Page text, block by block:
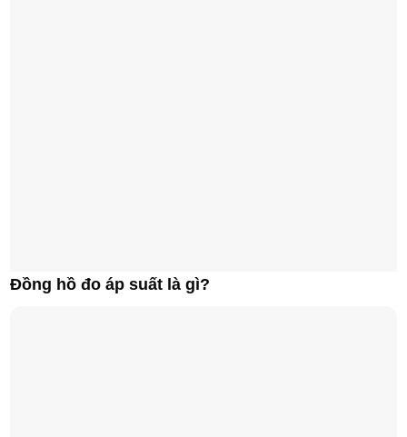
Đồng hồ đo áp suất là gì?